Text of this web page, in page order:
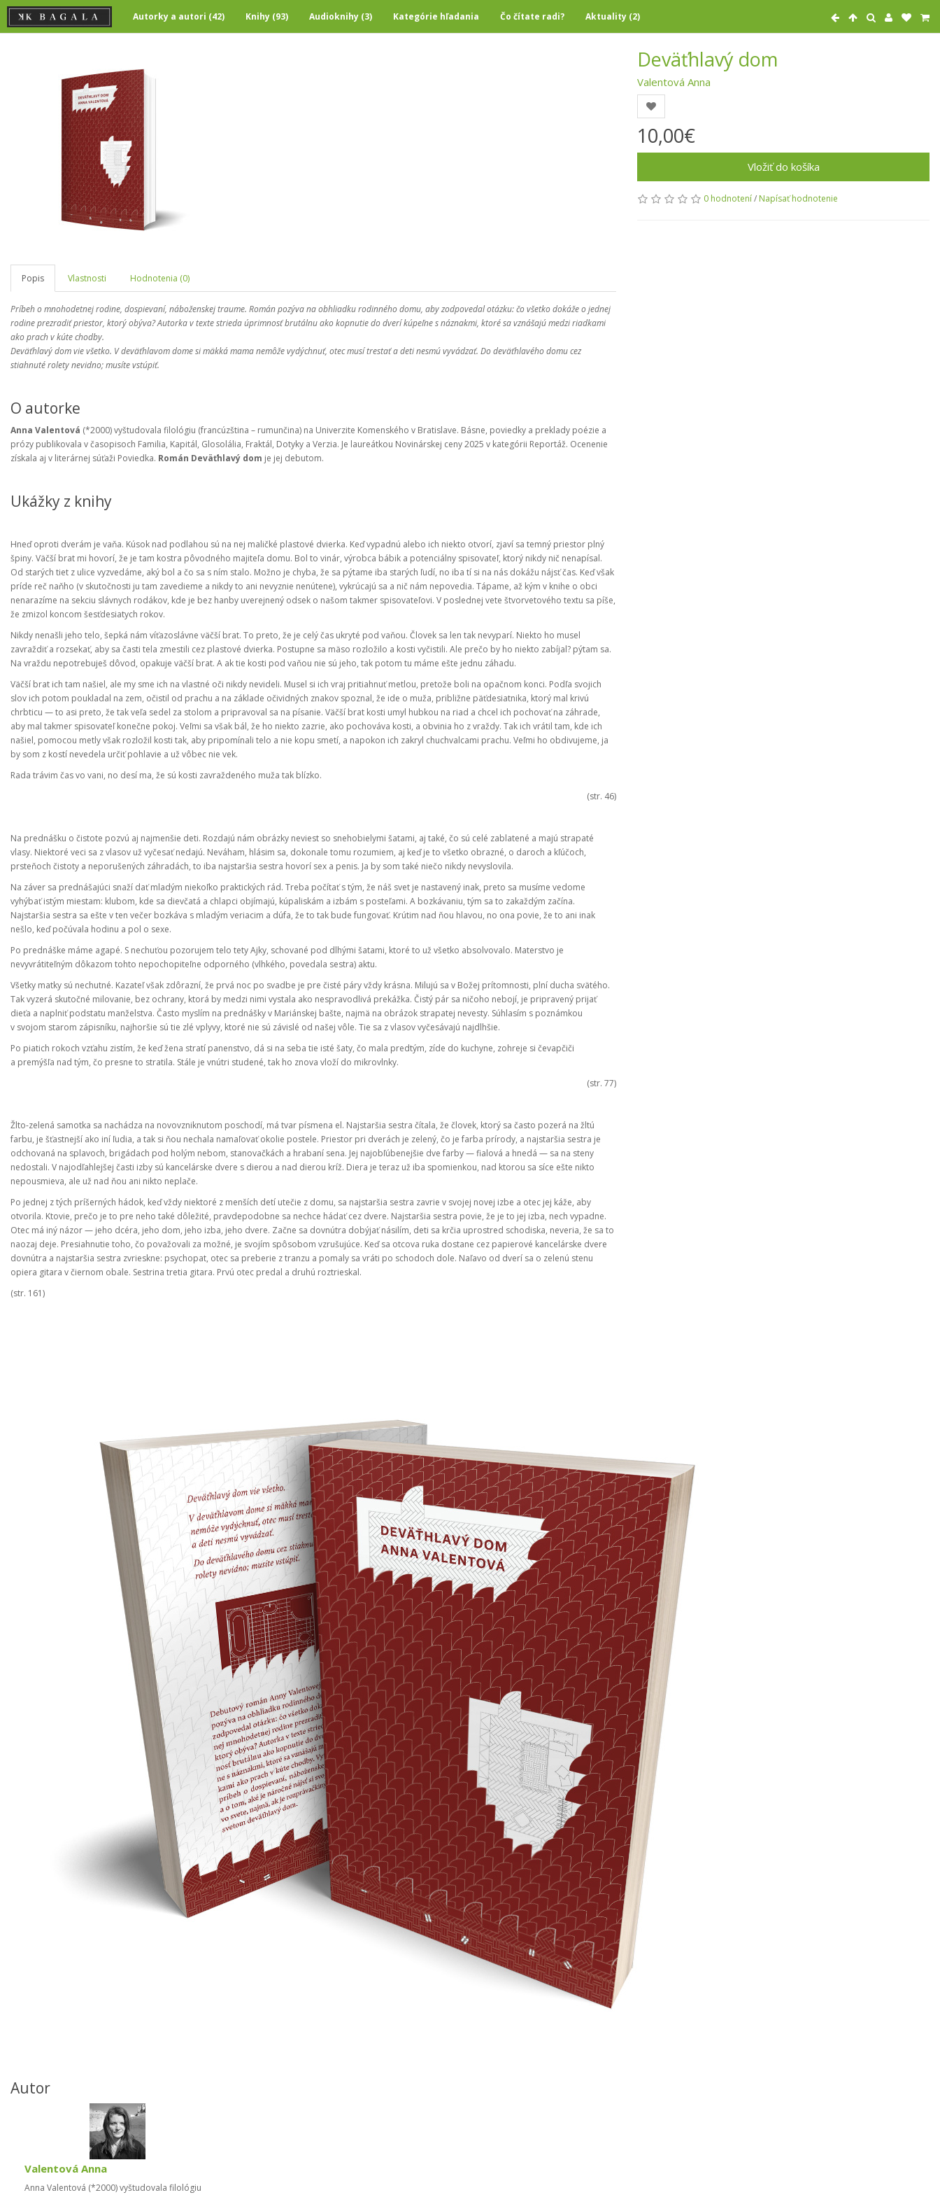
Autorky a autori (42) Knihy (93) Audioknihy (3) Kategórie hľadania Čo čítate radi? Aktuality (2)
Popis Vlastnosti Hodnotenia (0)
Príbeh o mnohodetnej rodine, dospievaní, náboženskej traume. Román pozýva na obhliadku rodinného domu, aby zodpovedal otázku: čo všetko dokáže o jednej
rodine prezradiť priestor, ktorý obýva? Autorka v texte strieda úprimnosť brutálnu ako kopnutie do dverí kúpeľne s náznakmi, ktoré sa vznášajú medzi riadkami
ako prach v kúte chodby.
Deväťhlavý dom vie všetko. V deväťhlavom dome si mäkká mama nemôže vydýchnuť, otec musí trestať a deti nesmú vyvádzať. Do deväťhlavého domu cez
stiahnuté rolety nevidno; musíte vstúpiť.
O autorke
Anna Valentová (*2000) vyštudovala filológiu (francúzština – rumunčina) na Univerzite Komenského v Bratislave. Básne, poviedky a preklady poézie a
prózy publikovala v časopisoch Familia, Kapitál, Glosolália, Fraktál, Dotyky a Verzia. Je laureátkou Novinárskej ceny 2025 v kategórii Reportáž. Ocenenie
získala aj v literárnej súťaži Poviedka. Román Deväťhlavý dom je jej debutom.
Ukážky z knihy
Hneď oproti dverám je vaňa. Kúsok nad podlahou sú na nej maličké plastové dvierka. Keď vypadnú alebo ich niekto otvorí, zjaví sa temný priestor plný
špiny. Väčší brat mi hovorí, že je tam kostra pôvodného majiteľa domu. Bol to vinár, výrobca bábik a potenciálny spisovateľ, ktorý nikdy nič nenapísal.
Od starých tiet z ulice vyzvedáme, aký bol a čo sa s ním stalo. Možno je chyba, že sa pýtame iba starých ľudí, no iba tí si na nás dokážu nájsť čas. Keď však
príde reč naňho (v skutočnosti ju tam zavedieme a nikdy to ani nevyznie nenútene), vykrúcajú sa a nič nám nepovedia. Tápame, až kým v knihe o obci
nenarazíme na sekciu slávnych rodákov, kde je bez hanby uverejnený odsek o našom takmer spisovateľovi. V poslednej vete štvorvetového textu sa píše,
že zmizol koncom šesťdesiatych rokov.
Nikdy nenašli jeho telo, šepká nám víťazoslávne väčší brat. To preto, že je celý čas ukryté pod vaňou. Človek sa len tak nevyparí. Niekto ho musel
zavraždiť a rozsekať, aby sa časti tela zmestili cez plastové dvierka. Postupne sa mäso rozložilo a kosti vyčistili. Ale prečo by ho niekto zabíjal? pýtam sa.
Na vraždu nepotrebuješ dôvod, opakuje väčší brat. A ak tie kosti pod vaňou nie sú jeho, tak potom tu máme ešte jednu záhadu.
Väčší brat ich tam našiel, ale my sme ich na vlastné oči nikdy nevideli. Musel si ich vraj pritiahnuť metlou, pretože boli na opačnom konci. Podľa svojich
slov ich potom poukladal na zem, očistil od prachu a na základe očividných znakov spoznal, že ide o muža, približne päťdesiatnika, ktorý mal krivú
chrbticu — to asi preto, že tak veľa sedel za stolom a pripravoval sa na písanie. Väčší brat kosti umyl hubkou na riad a chcel ich pochovať na záhrade,
aby mal takmer spisovateľ konečne pokoj. Veľmi sa však bál, že ho niekto zazrie, ako pochováva kosti, a obvinia ho z vraždy. Tak ich vrátil tam, kde ich
našiel, pomocou metly však rozložil kosti tak, aby pripomínali telo a nie kopu smetí, a napokon ich zakryl chuchvalcami prachu. Veľmi ho obdivujeme, ja
by som z kostí nevedela určiť pohlavie a už vôbec nie vek.
Rada trávim čas vo vani, no desí ma, že sú kosti zavraždeného muža tak blízko.
(str. 46)
Na prednášku o čistote pozvú aj najmenšie deti. Rozdajú nám obrázky neviest so snehobielymi šatami, aj také, čo sú celé zablatené a majú strapaté
vlasy. Niektoré veci sa z vlasov už vyčesať nedajú. Neváham, hlásim sa, dokonale tomu rozumiem, aj keď je to všetko obrazné, o daroch a kľúčoch,
prsteňoch čistoty a neporušených záhradách, to iba najstaršia sestra hovorí sex a penis. Ja by som také niečo nikdy nevyslovila.
Na záver sa prednášajúci snaží dať mladým niekoľko praktických rád. Treba počítať s tým, že náš svet je nastavený inak, preto sa musíme vedome
vyhýbať istým miestam: klubom, kde sa dievčatá a chlapci objímajú, kúpaliskám a izbám s posteľami. A bozkávaniu, tým sa to zakaždým začína.
Najstaršia sestra sa ešte v ten večer bozkáva s mladým veriacim a dúfa, že to tak bude fungovať. Krútim nad ňou hlavou, no ona povie, že to ani inak
nešlo, keď počúvala hodinu a pol o sexe.
Po prednáške máme agapé. S nechuťou pozorujem telo tety Ajky, schované pod dlhými šatami, ktoré to už všetko absolvovalo. Materstvo je
nevyvrátiteľným dôkazom tohto nepochopiteľne odporného (vlhkého, povedala sestra) aktu.
Všetky matky sú nechutné. Kazateľ však zdôrazní, že prvá noc po svadbe je pre čisté páry vždy krásna. Milujú sa v Božej prítomnosti, plní ducha svätého.
Tak vyzerá skutočné milovanie, bez ochrany, ktorá by medzi nimi vystala ako nespravodlivá prekážka. Čistý pár sa ničoho nebojí, je pripravený prijať
dieťa a naplniť podstatu manželstva. Často myslím na prednášky v Mariánskej bašte, najmä na obrázok strapatej nevesty. Súhlasím s poznámkou
v svojom starom zápisníku, najhoršie sú tie zlé vplyvy, ktoré nie sú závislé od našej vôle. Tie sa z vlasov vyčesávajú najdlhšie.
Po piatich rokoch vzťahu zistím, že keď žena stratí panenstvo, dá si na seba tie isté šaty, čo mala predtým, zíde do kuchyne, zohreje si čevapčiči
a premýšľa nad tým, čo presne to stratila. Stále je vnútri studené, tak ho znova vloží do mikrovlnky.
(str. 77)
Žlto-zelená samotka sa nachádza na novovzniknutom poschodí, má tvar písmena el. Najstaršia sestra čítala, že človek, ktorý sa často pozerá na žltú
farbu, je šťastnejší ako iní ľudia, a tak si ňou nechala namaľovať okolie postele. Priestor pri dverách je zelený, čo je farba prírody, a najstaršia sestra je
odchovaná na splavoch, brigádach pod holým nebom, stanovačkách a hrabaní sena. Jej najobľúbenejšie dve farby — fialová a hnedá — sa na steny
nedostali. V najodľahlejšej časti izby sú kancelárske dvere s dierou a nad dierou kríž. Diera je teraz už iba spomienkou, nad ktorou sa síce ešte nikto
nepousmieva, ale už nad ňou ani nikto neplače.
Po jednej z tých príšerných hádok, keď vždy niektoré z menších detí utečie z domu, sa najstaršia sestra zavrie v svojej novej izbe a otec jej káže, aby
otvorila. Ktovie, prečo je to pre neho také dôležité, pravdepodobne sa nechce hádať cez dvere. Najstaršia sestra povie, že je to jej izba, nech vypadne.
Otec má iný názor — jeho dcéra, jeho dom, jeho izba, jeho dvere. Začne sa dovnútra dobýjať násilím, deti sa krčia uprostred schodiska, neveria, že sa to
naozaj deje. Presiahnutie toho, čo považovali za možné, je svojím spôsobom vzrušujúce. Keď sa otcova ruka dostane cez papierové kancelárske dvere
dovnútra a najstaršia sestra zvrieskne: psychopat, otec sa preberie z tranzu a pomaly sa vráti po schodoch dole. Naľavo od dverí sa o zelenú stenu
opiera gitara v čiernom obale. Sestrina tretia gitara. Prvú otec predal a druhú roztrieskal.
(str. 161)
Deväťhlavý dom
Valentová Anna
10,00€
Vložiť do košíka
0 hodnotení/ Napísať hodnotenie
Autor
Valentová Anna
Anna Valentová (*2000) vyštudovala filológiu